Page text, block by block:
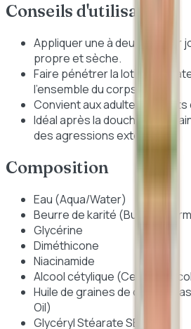
Conseils d'utilisation
Appliquer une à deux fois par
propre et sèche.
Faire pénétrer la lotion
l'ensemble du corps.
Convient aux adultes,
Idéal après la douche ou le
des agressions extérieures.
Composition
Eau (Aqua/Water)
Beurre de karité
Glycérine
Diméthicone
Niacinamide
Alcool cétylique (Cetearyl
Huile de graines de colza
Oil)
Glycéryl Stéarate SE